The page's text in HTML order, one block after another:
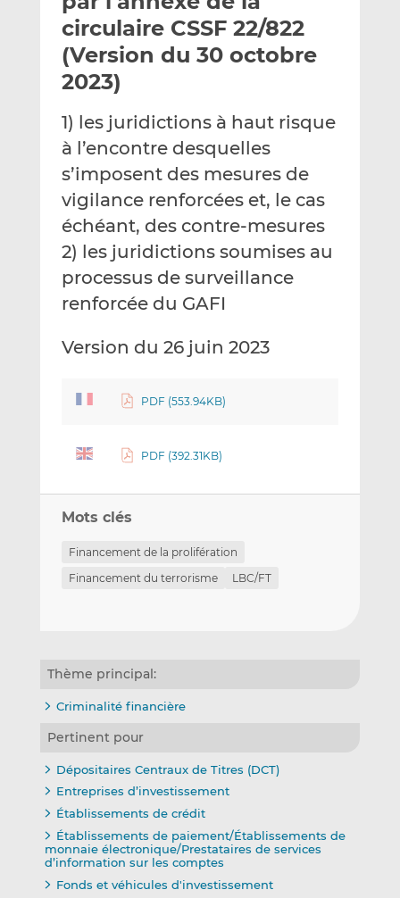
p
a
r
i
l
r
s
u
n
k
e
d
n
r
s
u
c
e
b
o
k
circulaire CSSF 22/822
(Version du 30 octobre
2023)
1) les juridictions à haut risque
à l’encontre desquelles
s’imposent des mesures de
vigilance renforcées et, le cas
échéant, des contre-mesures
2) les juridictions soumises au
processus de surveillance
renforcée du GAFI
Version du 26 juin 2023
PDF (553.94KB)
PDF (392.31KB)
Mots clés
Financement de la prolifération
Financement du terrorisme
LBC/FT
Thème principal:
Criminalité financière
Pertinent pour
Dépositaires Centraux de Titres (DCT)
Entreprises d’investissement
Établissements de crédit
Établissements de paiement/Établissements de
monnaie électronique/Prestataires de services
d’information sur les comptes
Fonds et véhicules d'investissement